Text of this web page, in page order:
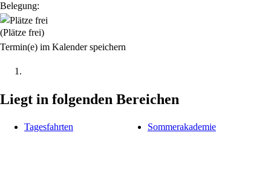
Belegung:
(Plätze frei)
Termin(e) im Kalender speichern
Liegt in folgenden Bereichen
Tagesfahrten Sommerakademie